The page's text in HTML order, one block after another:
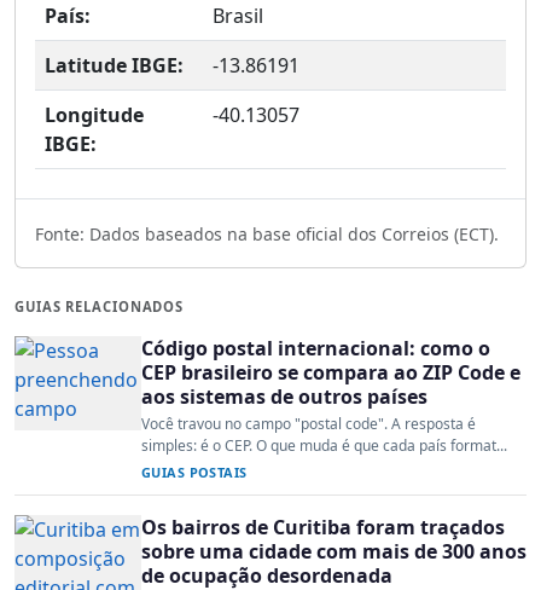
País:
Brasil
Latitude IBGE:
-13.86191
Longitude
IBGE:
-40.13057
Fonte: Dados baseados na base oficial dos Correios (ECT).
GUIAS RELACIONADOS
Código postal internacional: como o
CEP brasileiro se compara ao ZIP Code e
aos sistemas de outros países
Você travou no campo "postal code". A resposta é
simples: é o CEP. O que muda é que cada país format...
GUIAS POSTAIS
Os bairros de Curitiba foram traçados
sobre uma cidade com mais de 300 anos
de ocupação desordenada